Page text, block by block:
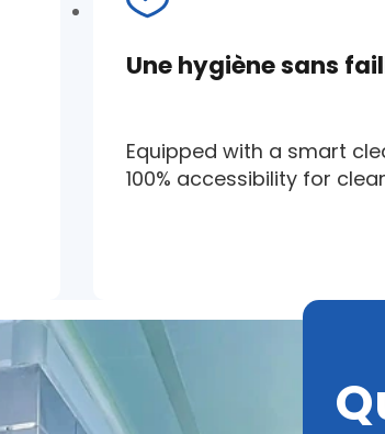
Une hygiène sans
Equipped with a smart
100% accessibility for